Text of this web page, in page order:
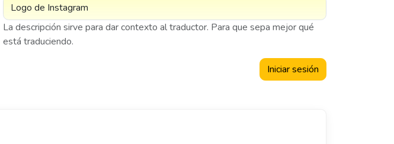
La descripción sirve para dar contexto al traductor. Para que sepa mejor qué
está traduciendo.
Iniciar sesión